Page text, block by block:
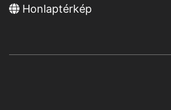
Honlaptérkép